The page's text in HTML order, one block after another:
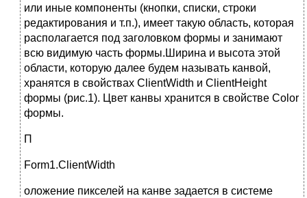
или иные компоненты (кнопки, списки, строки
редактирования и т.п.), имеет такую область, которая
располагается под заголовком формы и занимают
всю видимую часть формы.Ширина и высота этой
области, которую далее будем называть канвой,
хранятся в свойствах ClientWidth и ClientHeight
формы (рис.1). Цвет канвы хранится в свойстве Color
формы.
П
Form1.ClientWidth
оложение пикселей на канве задается в системе